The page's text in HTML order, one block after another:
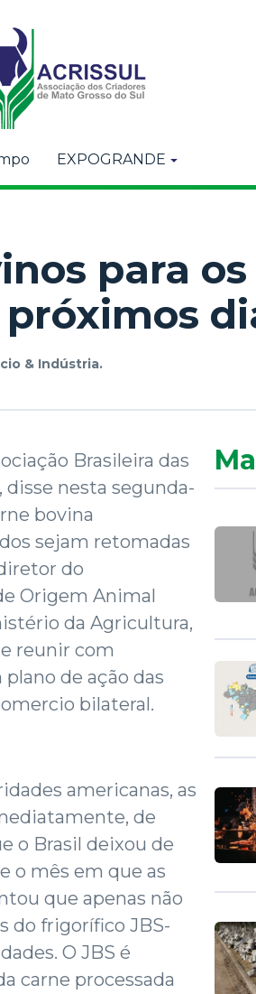
EXPOGRANDE
para os
& Indústria.
Brasileira das
disse nesta segunda-
bovina
sejam retomadas
do
Origem Animal
da Agricultura,
reunir com
de ação das
bilateral.
americanas, as
de
o Brasil deixou de
o mês em que as
que apenas não
do frigorífico JBS-
O JBS é
carne processada